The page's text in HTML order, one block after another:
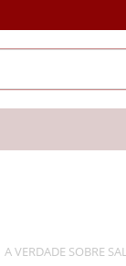
A VERDADE SOBRE